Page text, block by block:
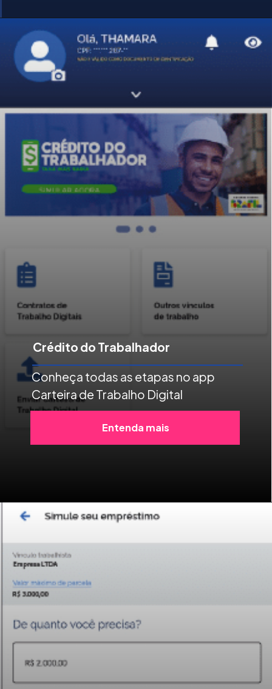
Conheça todas as etapas no app
Carteira de Trabalho Digital
Entenda mais
Crédito do Trabalhador